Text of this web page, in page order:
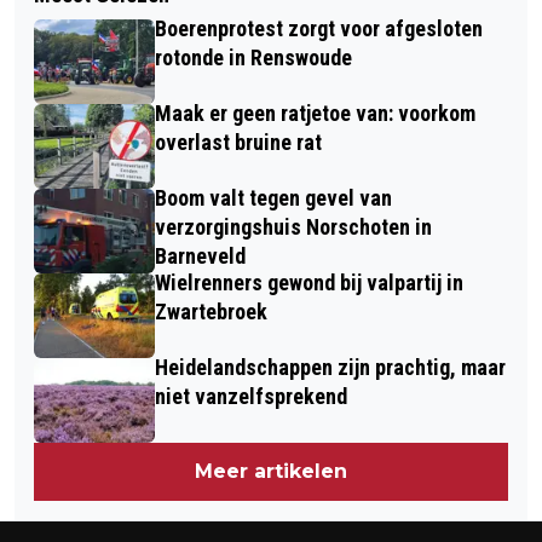
NA BIJTINCIDENT MET WOLF: MIJD
HET BOS MET KINDEREN
ZOEKTOCHT NAAR DE HOND VAN
MART HOOGKAMER DOOR
PREMIEJAGERS VERSTOORD
Boerenprotest zorgt voor afgesloten
rotonde in Renswoude
Maak er geen ratjetoe van: voorkom
overlast bruine rat
Boom valt tegen gevel van
verzorgingshuis Norschoten in
Barneveld
Wielrenners gewond bij valpartij in
Zwartebroek
Heidelandschappen zijn prachtig, maar
niet vanzelfsprekend
Meer artikelen